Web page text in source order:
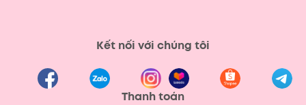
Kết nối với chúng tôi
Thanh toán